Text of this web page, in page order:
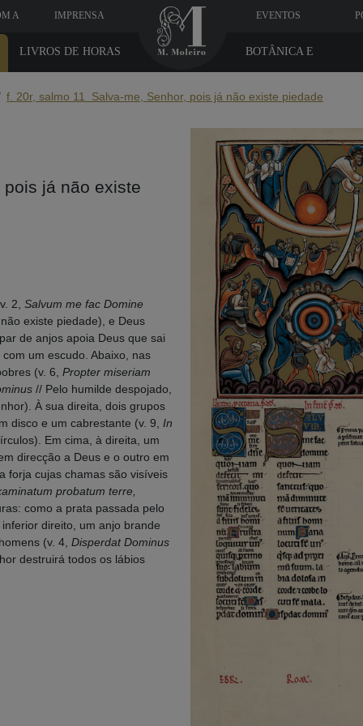
A IMPRENSA EVENTOS
LIVROS DE HORAS BOTÂNICA E
f. 20r, salmo 11 Salva-me, Senhor, pois já não existe piedade
já não existe
2, Salvum me fac Domine
existe piedade), e Deus
de anjos apoia Deus que sai
um escudo. Abaixo, nas
(v. 6, Propter miseriam
// Pelo humilde despojado,
À sua direita, dois grupos
disco e um cabrestante (v. 9, In
Em cima, à direita, um
direcção a Deus e o outro em
forja cujas chamas são visíveis
probatum terre,
como a prata passada pelo
direito, um anjo brande
(v. 4, Disperdat Dominus
destruirá todos os lábios